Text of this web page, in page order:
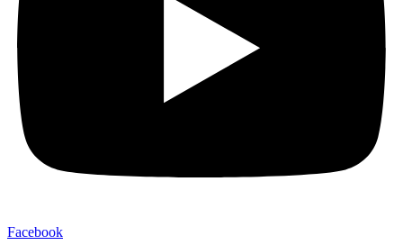
Facebook